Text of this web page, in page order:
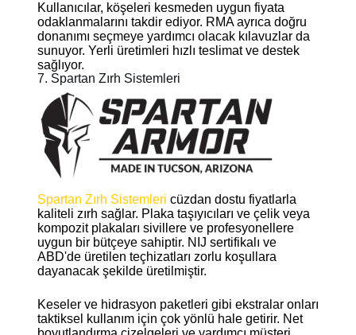
Kullanıcılar, köşeleri kesmeden uygun fiyata
odaklanmalarını takdir ediyor. RMA ayrıca doğru
donanımı seçmeye yardımcı olacak kılavuzlar da
sunuyor. Yerli üretimleri hızlı teslimat ve destek
sağlıyor.
7. Spartan Zırh Sistemleri
Spartan Zırh Sistemleri cüzdan dostu fiyatlarla
kaliteli zırh sağlar. Plaka taşıyıcıları ve çelik veya
kompozit plakaları sivillere ve profesyonellere
uygun bir bütçeye sahiptir. NIJ sertifikalı ve
ABD'de üretilen teçhizatları zorlu koşullara
dayanacak şekilde üretilmiştir.
Keseler ve hidrasyon paketleri gibi ekstralar onları
taktiksel kullanım için çok yönlü hale getirir. Net